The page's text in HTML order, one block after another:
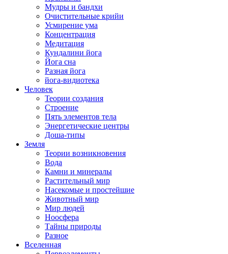
Мудры и бандхи
Очистительные крийи
Усмирение ума
Концентрация
Медитация
Кундалини йога
Йога сна
Разная йога
йога-видиотека
Человек
Теории создания
Строение
Пять элементов тела
Энергетические центры
Доша-типы
Земля
Теории возникновения
Вода
Камни и минералы
Растительный мир
Насекомые и простейшие
Животный мир
Мир людей
Ноосфера
Тайны природы
Разное
Вселенная